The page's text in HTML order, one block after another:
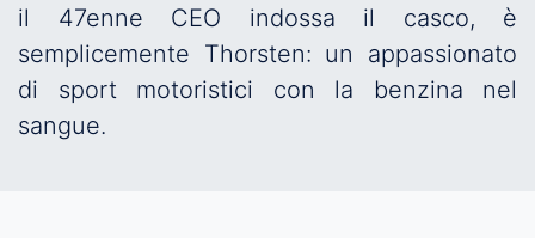
il 47enne CEO indossa il casco, è
semplicemente Thorsten: un appassionato
di sport motoristici con la benzina nel
sangue.